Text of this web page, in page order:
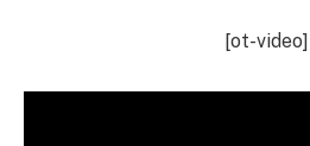
[ot-video]